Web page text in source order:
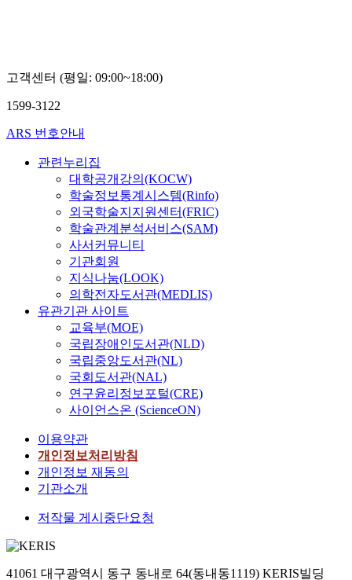
고객센터 (평일: 09:00~18:00)
1599-3122
ARS 번호안내
관련누리집
대학공개강의(KOCW)
학술정보통계시스템(Rinfo)
외국학술지지원센터(FRIC)
학술관계분석서비스(SAM)
사서커뮤니티
기관회원
지식나눔(LOOK)
의학전자도서관(MEDLIS)
유관기관 사이트
교육부(MOE)
국립장애인도서관(NLD)
국립중앙도서관(NL)
국회도서관(NAL)
연구윤리정보포털(CRE)
사이언스온 (ScienceON)
이용약관
개인정보처리방침
개인정보 재동의
기관소개
저작물 게시중단요청
41061 대구광역시 동구 동내로 64(동내동1119) KERIS빌딩